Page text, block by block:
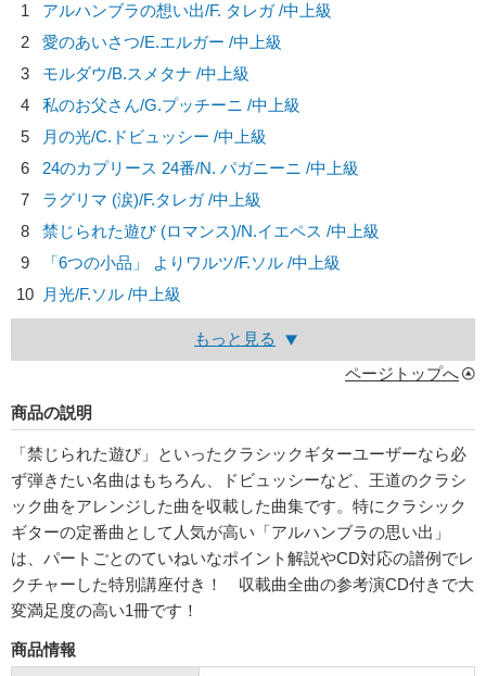
1
アルハンブラの想い出/F. タレガ /中上級
2
愛のあいさつ/E.エルガー /中上級
3
モルダウ/B.スメタナ /中上級
4
私のお父さん/G.プッチーニ /中上級
5
月の光/C.ドビュッシー /中上級
6
24のカプリース 24番/N. パガニーニ /中上級
7
ラグリマ (涙)/F.タレガ /中上級
8
禁じられた遊び (ロマンス)/N.イエペス /中上級
9
「6つの小品」 よりワルツ/F.ソル /中上級
10
月光/F.ソル /中上級
もっと見る
ページトップへ
商品の説明
「禁じられた遊び」といったクラシックギターユーザーなら必
ず弾きたい名曲はもちろん、ドビュッシーなど、王道のクラシ
ック曲をアレンジした曲を収載した曲集です。特にクラシック
ギターの定番曲として人気が高い「アルハンブラの思い出」
は、パートごとのていねいなポイント解説やCD対応の譜例でレ
クチャーした特別講座付き！ 収載曲全曲の参考演CD付きで大
変満足度の高い1冊です！
商品情報